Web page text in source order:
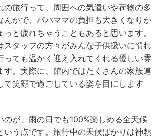
の旅行って、周囲への気遣いや荷物の多
んかで、パパママの負担も大きくなりが
と疲れちゃうこともあると思います。
スタッフの方々がみんな子供扱いに慣れ
っても温かく迎え入れてくれる優しい雰
す。実際に、館内ではたくさんの家族連
て笑顔で過ごしている姿を目にします
のが、雨の日でも100%楽しめる全天候
いう点です。旅行中の天候ばかりは神頼